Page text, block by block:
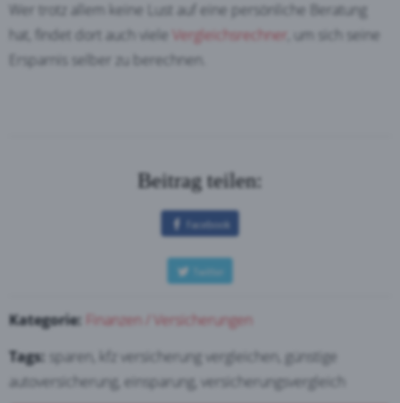
Wer trotz allem keine Lust auf eine persönliche Beratung
hat, findet dort auch viele Vergleichsrechner
, um sich seine
Ersparnis selber zu berechnen.
Beitrag teilen:
Kategorie:
Finanzen / Versicherungen
Tags: sparen, kfz versicherung vergleichen, günstige
autoversicherung, einsparung, versicherungsvergleich